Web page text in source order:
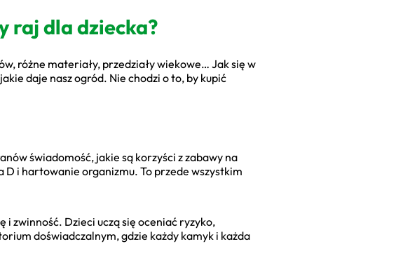
raj dla dziecka?
różne materiały, przedziały wiekowe… Jak się w
daje nasz ogród. Nie chodzi o to, by kupić
świadomość, jakie są korzyści z zabawy na
i hartowanie organizmu. To przede wszystkim
i zwinność. Dzieci uczą się oceniać ryzyko,
doświadczalnym, gdzie każdy kamyk i każda